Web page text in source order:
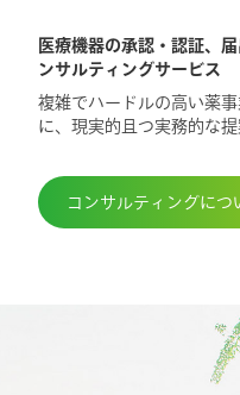
医療機器の承認・認証、
ンサルティングサービス
複雑でハードルの高い薬
に、現実的且つ実務的な提
コンサルティングにつ